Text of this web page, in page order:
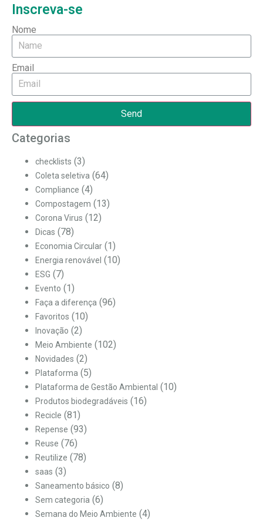
Inscreva-se
Nome
Email
Send
Categorias
checklists (3)
Coleta seletiva (64)
Compliance (4)
Compostagem (13)
Corona Virus (12)
Dicas (78)
Economia Circular (1)
Energia renovável (10)
ESG (7)
Evento (1)
Faça a diferença (96)
Favoritos (10)
Inovação (2)
Meio Ambiente (102)
Novidades (2)
Plataforma (5)
Plataforma de Gestão Ambiental (10)
Produtos biodegradáveis (16)
Recicle (81)
Repense (93)
Reuse (76)
Reutilize (78)
saas (3)
Saneamento básico (8)
Sem categoria (6)
Semana do Meio Ambiente (4)